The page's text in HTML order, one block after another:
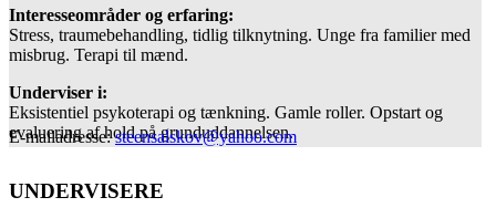
Interesseområder og erfaring:
Stress, traumebehandling, tidlig tilknytning. Unge fra familier med
misbrug. Terapi til mænd.
Underviser i:
Eksistentiel psykoterapi og tænkning. Gamle roller. Opstart og
evaluering af hold på grunduddannelsen.
E-mailadresse:steensalskov@yahoo.com
UNDERVISERE